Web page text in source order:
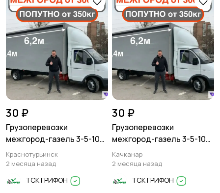
30 ₽
Грузоперевозки
межгород-газель 3-5-10
тонн
Краснотурьинск
2 месяца назад
ТСК ГРИФОН
30 ₽
Грузоперевозки
межгород-газель 3-5-10
тонн
Качканар
2 месяца назад
ТСК ГРИФОН